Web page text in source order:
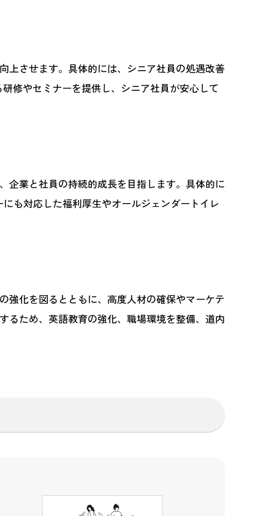
上させます。具体的には、シニア社員の処遇改善
修やセミナーを提供し、シニア社員が安心して
企業と社員の持続的成長を目指します。具体的に
も対応した福利厚生やオールジェンダートイレ
強化を図るとともに、高度人材の確保やマーケテ
るため、英語教育の強化、職場環境を整備、道内